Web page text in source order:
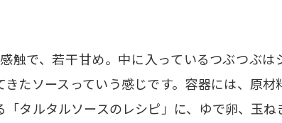
触で、若干甘め。中に入っているつぶつぶは
たソースっていう感じです。容器には、原材
タルタルソースのレシピ」に、ゆで卵、玉ね